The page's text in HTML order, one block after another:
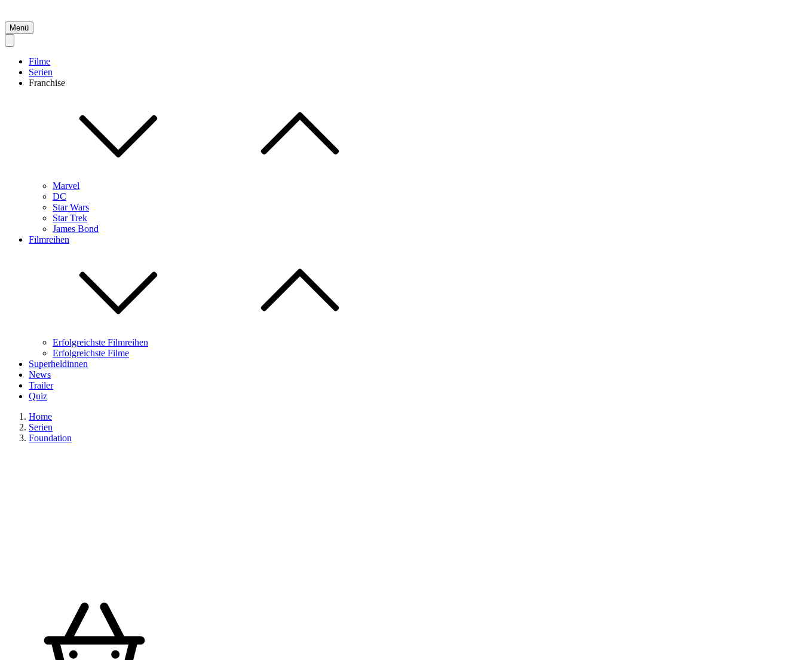
Menü
Filme
Serien
Franchise
Marvel
DC
Star Wars
Star Trek
James Bond
Filmreihen
Erfolgreichste Filmreihen
Erfolgreichste Filme
Superheldinnen
News
Trailer
Quiz
Home
Serien
Foundation